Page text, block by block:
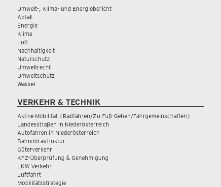
Umwelt-, Klima- und Energiebericht
Abfall
Energie
Klima
Luft
Nachhaltigkeit
Naturschutz
Umweltrecht
Umweltschutz
Wasser
VERKEHR & TECHNIK
Aktive Mobilität (Radfahren/Zu-Fuß-Gehen/Fahrgemeinschaften)
Landesstraßen in Niederösterreich
Autofahren in Niederösterreich
Bahninfrastruktur
Güterverkehr
KFZ-Überprüfung & Genehmigung
LKW Verkehr
Luftfahrt
Mobilitätsstrategie